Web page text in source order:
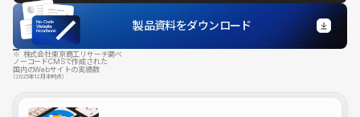
製品資料をダウンロード
※ 株式会社東京商工リサーチ調べ
ノーコードCMSで作成された
国内のWebサイトの実績数
（2025年12月末時点）